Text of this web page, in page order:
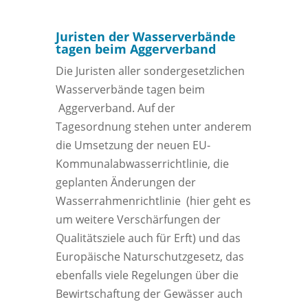
Juristen der Wasserverbände
tagen beim Aggerverband
Die Juristen aller sondergesetzlichen
Wasserverbände tagen beim
Aggerverband. Auf der
Tagesordnung stehen unter anderem
die Umsetzung der neuen EU-
Kommunalabwasserrichtlinie, die
geplanten Änderungen der
Wasserrahmenrichtlinie (hier geht es
um weitere Verschärfungen der
Qualitätsziele auch für Erft) und das
Europäische Naturschutzgesetz, das
ebenfalls viele Regelungen über die
Bewirtschaftung der Gewässer auch